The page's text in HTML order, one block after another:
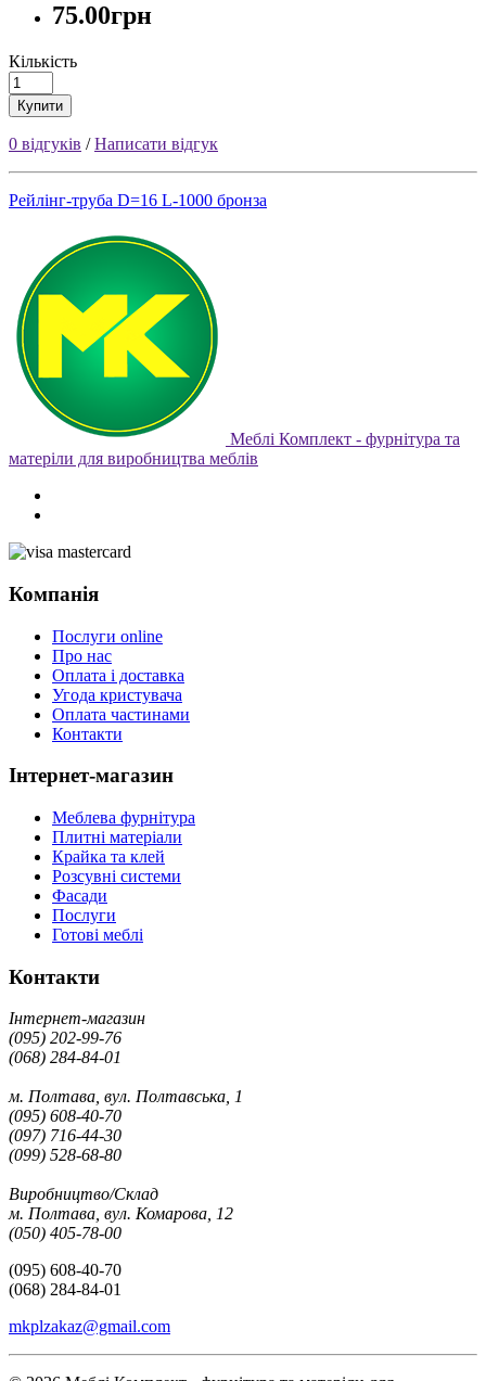
75.00грн
Кількість
Купити
0 відгуків /Написати відгук
Рейлінг-труба D=16 L-1000 бронза
Меблі Комплект - фурнітура та
матеріли для виробництва меблів
Компанія
Послуги online
Про нас
Оплата і доставка
Угода кристувача
Оплата частинами
Контакти
Інтернет-магазин
Меблева фурнітура
Плитні матеріали
Крайка та клей
Розсувні системи
Фасади
Послуги
Готові меблі
Контакти
Інтернет-магазин
(095) 202-99-76
(068) 284-84-01
м. Полтава, вул. Полтавська, 1
(095) 608-40-70
(097) 716-44-30
(099) 528-68-80
Виробництво/Склад
м. Полтава, вул. Комарова, 12
(050) 405-78-00
(095) 608-40-70
(068) 284-84-01
mkplzakaz@gmail.com